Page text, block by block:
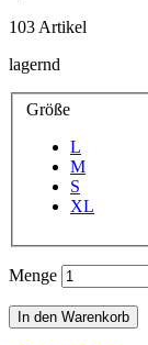
103 Artikel
lagernd
Größe
L
M
S
XL
Menge
In den Warenkorb